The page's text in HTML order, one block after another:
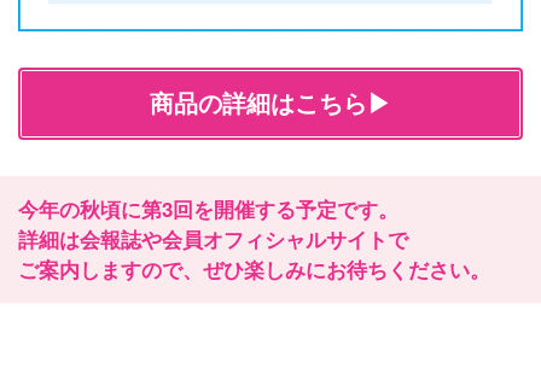
商品の詳細はこちら▶
今年の秋頃に第3回を開催する予定です。
詳細は会報誌や会員オフィシャルサイトで
ご案内しますので、 ぜひ楽しみにお待ちください。